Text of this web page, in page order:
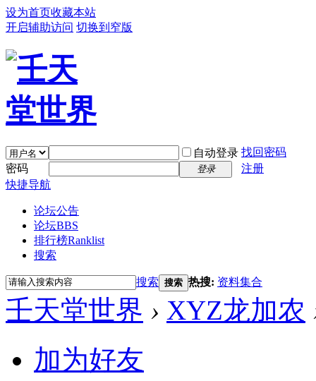
设为首页收藏本站
开启辅助访问 切换到窄版
自动登录 找回密码
密码
登录
注册
快捷导航
论坛公告
论坛BBS
排行榜Ranklist
搜索
搜索 搜索 热搜: 资料集合
壬天堂世界 › XYZ龙加农
加为好友